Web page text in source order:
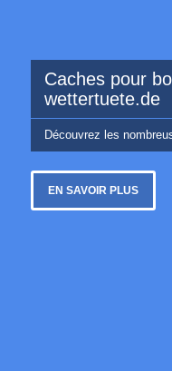
Caches pour
wettertuete.de
Découvrez les
EN SAVOIR PLUS